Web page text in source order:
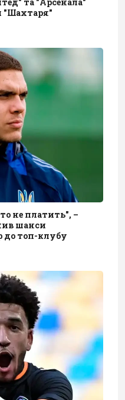
"Шахтаря"
не платить", –
шанси
до топ-клубу